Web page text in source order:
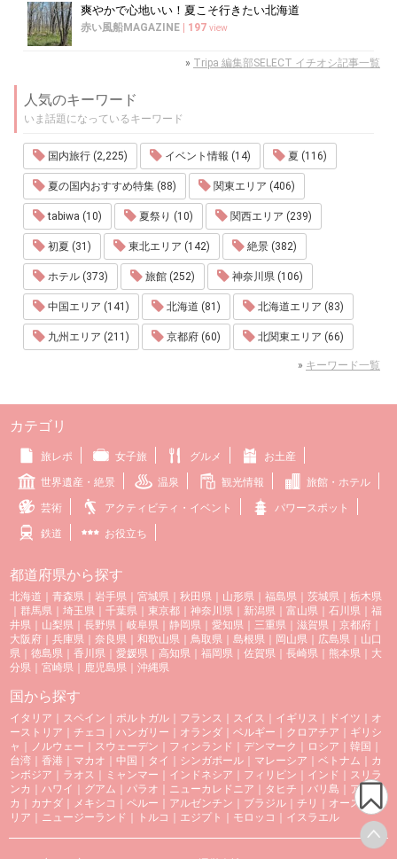
爽やかで心地いい！夏こそ行きたい北海道
赤い風船MAGAZINE | 197 view
» Tripa 編集部SELECT イチオシ記事一覧
人気のキーワード
いま話題になっているキーワード
国内旅行 (2,225) イベント情報 (14) 夏 (116)
夏の国内おすすめ特集 (88) 関東エリア (406)
tabiwa (10) 夏祭り (10) 関西エリア (239)
初夏 (31) 東北エリア (142) 絶景 (382)
ホテル (373) 旅館 (252) 神奈川県 (106)
中国エリア (141) 北海道 (81) 北海道エリア (83)
九州エリア (211) 京都府 (60) 北関東エリア (66)
» キーワード一覧
カテゴリ
旅レポ 女子旅 グルメ お土産
世界遺産・絶景 温泉 観光情報 旅館・ホテル
芸術 アクティビティ・イベント パワースポット
鉄道 お役立ち
都道府県から探す
北海道 ｜青森県 ｜ 岩手県 ｜宮城県 ｜秋田県 ｜ 山形県 ｜福島県 ｜茨城県 ｜栃木県
｜ 群馬県 ｜埼玉県 ｜千葉県 ｜ 東京都 ｜神奈川県 ｜ 新潟県 ｜富山県 ｜石川県 ｜福
井県 ｜ 山梨県 ｜長野県 ｜岐阜県 ｜静岡県 ｜愛知県 ｜ 三重県 ｜滋賀県 ｜京都府 ｜
大阪府 ｜兵庫県 ｜奈良県 ｜和歌山県 ｜ 鳥取県 ｜島根県 ｜ 岡山県 ｜ 広島県 ｜ 山口
県 ｜徳島県 ｜香川県 ｜愛媛県 ｜高知県 ｜福岡県 ｜佐賀県 ｜長崎県 ｜ 熊本県 ｜ 大
分県 ｜宮崎県 ｜ 鹿児島県 ｜沖縄県
国から探す
イタリア ｜ スペイン ｜ ポルトガル ｜ フランス ｜ スイス ｜ イギリス ｜ ドイツ ｜ オ
ーストリア ｜チェコ ｜ ハンガリー ｜ オランダ ｜ベルギー ｜ クロアチア ｜ ギリシ
ャ ｜ ノルウェー ｜ スウェーデン ｜ フィンランド ｜ デンマーク ｜ ロシア ｜韓国 ｜
台湾 ｜香港 ｜ マカオ ｜中国 ｜ タイ ｜ シンガポール ｜ マレーシア ｜ベトナム ｜ カ
ンボジア ｜ ラオス ｜ ミャンマー ｜ インドネシア ｜ フィリピン ｜ インド ｜ スリラ
ンカ ｜ ハワイ ｜ グアム ｜ パラオ ｜ ニューカレドニア ｜ タヒチ ｜ バリ島 ｜ アメリ
カ ｜ カナダ ｜ メキシコ ｜ペルー ｜ アルゼンチン ｜ ブラジル ｜チリ ｜ オーストラ
リア ｜ ニュージーランド ｜ トルコ ｜ エジプト ｜ モロッコ ｜ イスラエル